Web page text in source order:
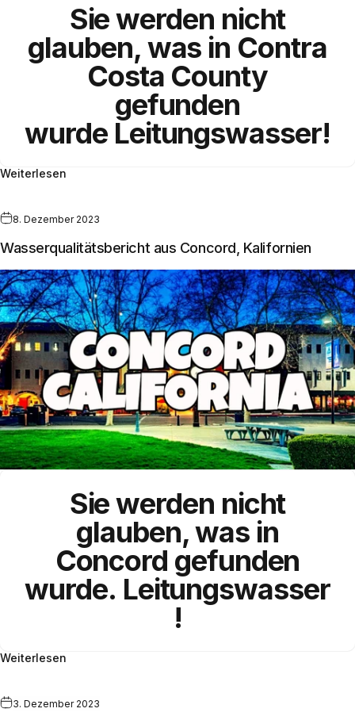
Sie werden nicht
glauben, was in Contra
Costa County
gefunden
wurde Leitungswasser!
Weiterlesen
8. Dezember 2023
Wasserqualitätsbericht aus Concord, Kalifornien
Sie werden nicht
glauben, was in
Concord gefunden
wurde. Leitungswasser
!
Weiterlesen
3. Dezember 2023